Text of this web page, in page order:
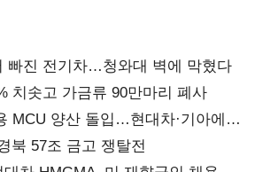
빠진 전기차…청와대 벽에 막혔다
치솟고 가금류 90만마리 폐사
MCU 양산 돌입…현대차·기아에
북 57조 금고 쟁탈전